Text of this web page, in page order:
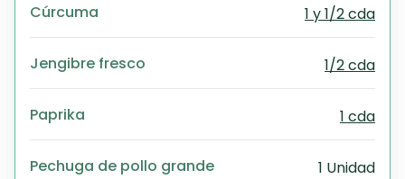
Cúrcuma 1 y 1/2 cda
Jengibre fresco 1/2 cda
Paprika 1 cda
Pechuga de pollo grande 1 Unidad